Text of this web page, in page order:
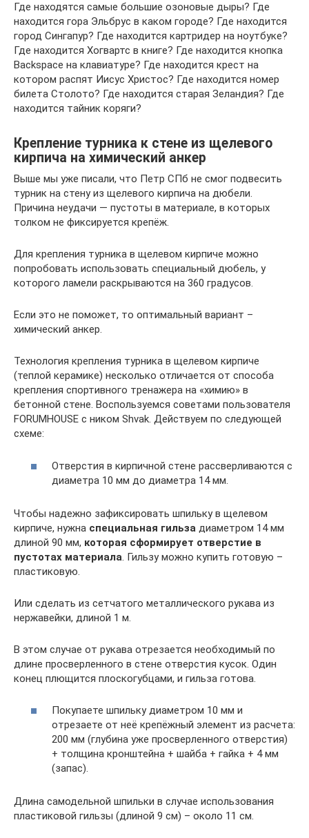
Где находятся самые большие озоновые дыры? Где
находится гора Эльбрус в каком городе? Где находится
город Сингапур? Где находится картридер на ноутбуке?
Где находится Хогвартс в книге? Где находится кнопка
Backspace на клавиатуре? Где находится крест на
котором распят Иисус Христос? Где находится номер
билета Столото? Где находится старая Зеландия? Где
находится тайник коряги?
Крепление турника к стене из щелевого
кирпича на химический анкер
Выше мы уже писали, что Петр СПб не смог подвесить
турник на стену из щелевого кирпича на дюбели.
Причина неудачи — пустоты в материале, в которых
толком не фиксируется крепёж.
Для крепления турника в щелевом кирпиче можно
попробовать использовать специальный дюбель, у
которого ламели раскрываются на 360 градусов.
Если это не поможет, то оптимальный вариант –
химический анкер.
Технология крепления турника в щелевом кирпиче
(теплой керамике) несколько отличается от способа
крепления спортивного тренажера на «химию» в
бетонной стене. Воспользуемся советами пользователя
FORUMHOUSE с ником Shvak. Действуем по следующей
схеме:
Отверстия в кирпичной стене рассверливаются с
диаметра 10 мм до диаметра 14 мм.
Чтобы надежно зафиксировать шпильку в щелевом
кирпиче, нужна специальная гильза диаметром 14 мм
длиной 90 мм, которая сформирует отверстие в
пустотах материала . Гильзу можно купить готовую –
пластиковую.
Или сделать из сетчатого металлического рукава из
нержавейки, длиной 1 м.
В этом случае от рукава отрезается необходимый по
длине просверленного в стене отверстия кусок. Один
конец плющится плоскогубцами, и гильза готова.
Покупаете шпильку диаметром 10 мм и
отрезаете от неё крепёжный элемент из расчета:
200 мм (глубина уже просверленного отверстия)
+ толщина кронштейна + шайба + гайка + 4 мм
(запас).
Длина самодельной шпильки в случае использования
пластиковой гильзы (длиной 9 см) – около 11 см.